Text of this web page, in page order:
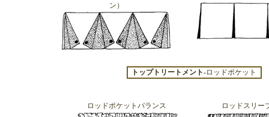
ン）
トップトリートメント-ロッドポケット
ロッドポケットバランス ロッドスリー